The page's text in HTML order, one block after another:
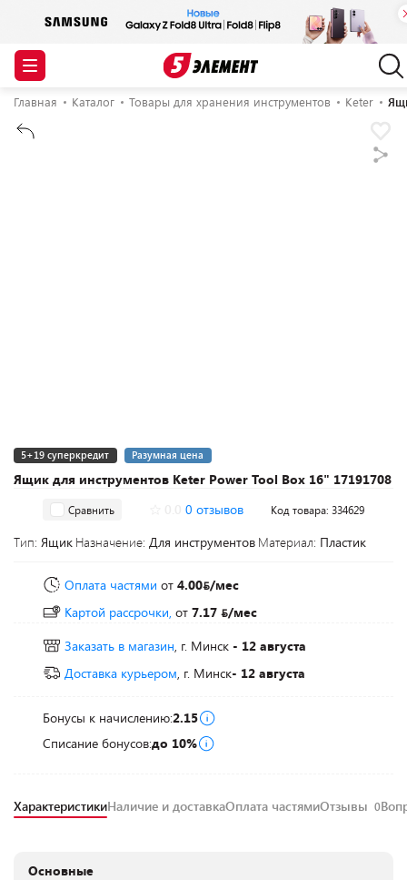
Главная Каталог Товары для хранения инструментов Keter
Ящик для инструментов Keter Power Tool Box 16" 17191708
5+19 суперкредит Разумная цена
Сравнить 0 отзывов Код товара: 334629
Тип: Ящик Назначение: Для инструментов Материал: Пластик
Оплата частями от 4.00 /мес
Картой рассрочки, от 7.17
/мес
Заказать в магазин, г. Минск - 12 августа
Доставка курьером, г. Минск- 12 августа
Бонусы к начислению:2.15
Списание бонусов:до 10%
ХарактеристикиНаличие и доставкаОплата частямиОтзывы 0
Основные